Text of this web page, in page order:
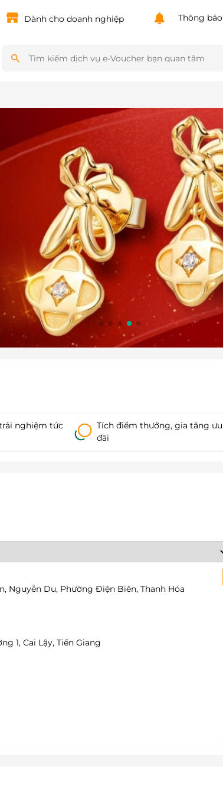
Dành cho doanh nghiệp Thông báo
nghiệm tức
Tích điểm thưởng, gia tăng ưu
đãi
Nguyễn Du, Phường Điện Biên, Thanh Hóa
1, Cai Lậy, Tiền Giang
Nẵng